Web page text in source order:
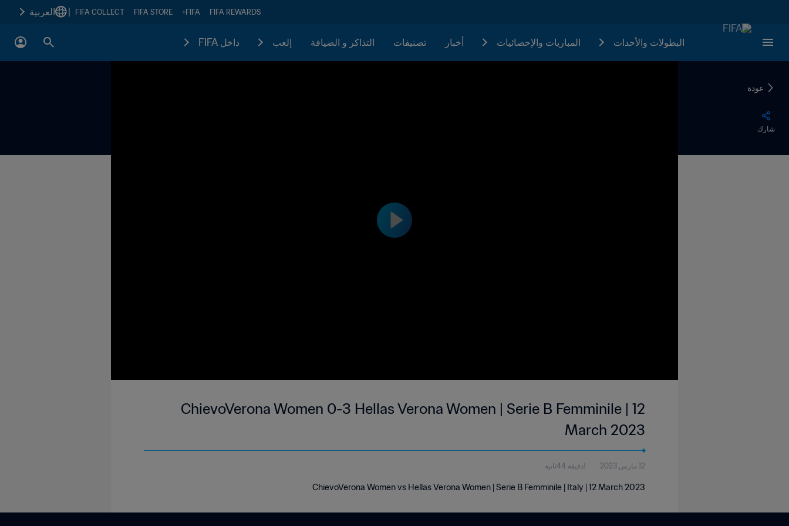
FIFA REWARDS
FIFA+
FIFA STORE
FIFA COLLECT العربية
البطولات والأحدات المباريات والإحصائيات أخبار تصنيفات التذاكر و الضيافة إلعب داخل FIFA
عودة
شارك
ChievoVerona Women 0-3 Hellas Verona Women | Serie B Femminile | 12
March 2023
12 مارس 2023 1دقيقة 44ثانية
ChievoVerona Women vs Hellas Verona Women | Serie B Femminile | Italy | 12 March 2023